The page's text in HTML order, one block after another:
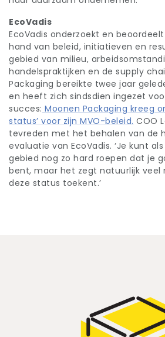
EcoVadis
EcoVadis onderzoekt en
hand van beleid, initiatieven en
gebied van milieu,
handelspraktijken en de supply
Packaging bereikte twee jaar
en heeft zich sindsdien ingezet
succes: Moonen Packaging kreeg
status’ voor zijn MVO-beleid. COO
tevreden met het behalen van de
evaluatie van EcoVadis. ‘Je kunt
gebied nog zo hard roepen dat je
bent, maar het zegt natuurlijk veel
deze status toekent.’